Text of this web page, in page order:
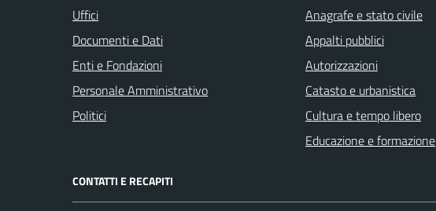
Uffici
Documenti e Dati
Enti e Fondazioni
Personale Amministrativo
Politici
Anagrafe e stato civile
Appalti pubblici
Autorizzazioni
Catasto e urbanistica
Cultura e tempo libero
Educazione e formazione
CONTATTI E RECAPITI